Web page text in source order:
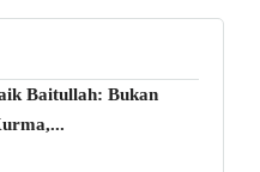
Baitullah: Bukan